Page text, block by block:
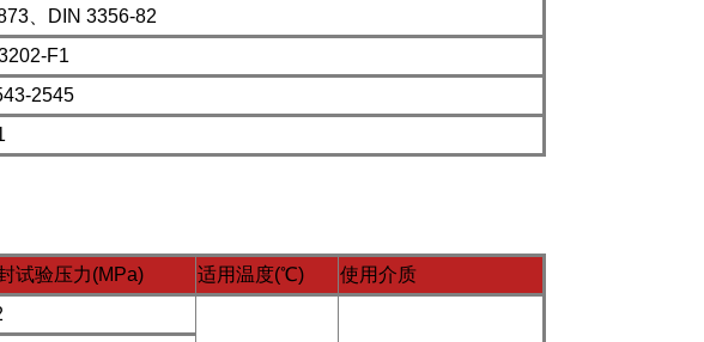
、DIN 3356-82
F1
2545
试验压力(MPa) 适用温度(℃)
使用介质